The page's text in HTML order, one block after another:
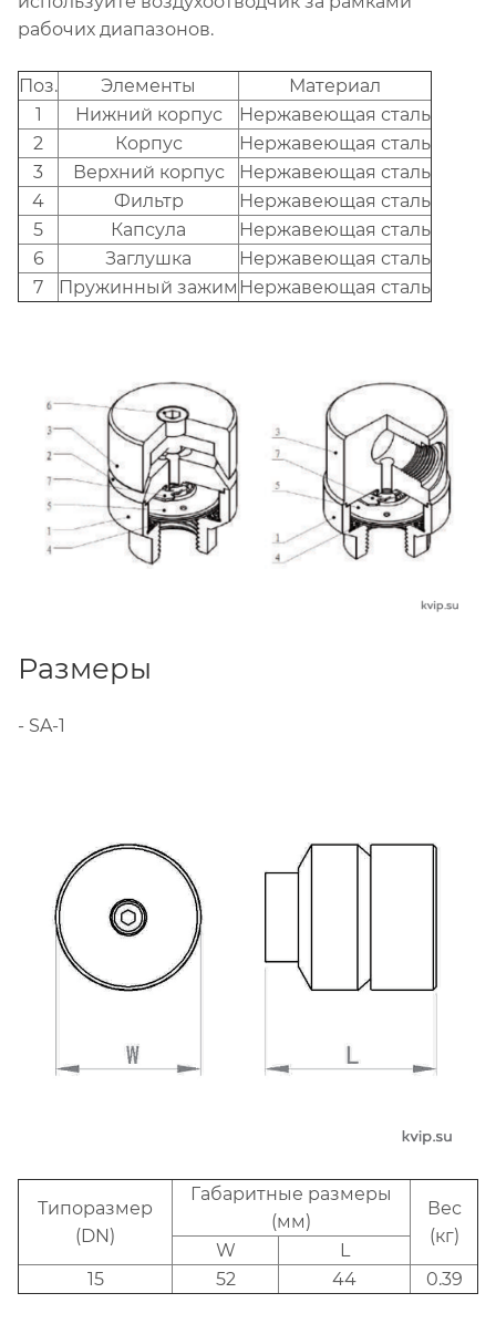
рабочих диапазонов.
Поз. Элементы
Материал
1
Нижний корпус
Нержавеющая сталь
2
Корпус
Нержавеющая сталь
3
Верхний корпус
Нержавеющая сталь
4
Фильтр
Нержавеющая сталь
5
Капсула
Нержавеющая сталь
6
Заглушка
Нержавеющая сталь
7
Пружинный зажим Нержавеющая сталь
Размеры
- SA-1
Типоразмер
(DN)
Габаритные размеры
(мм)
Вес
(кг)
W
L
15
52 44 0.39